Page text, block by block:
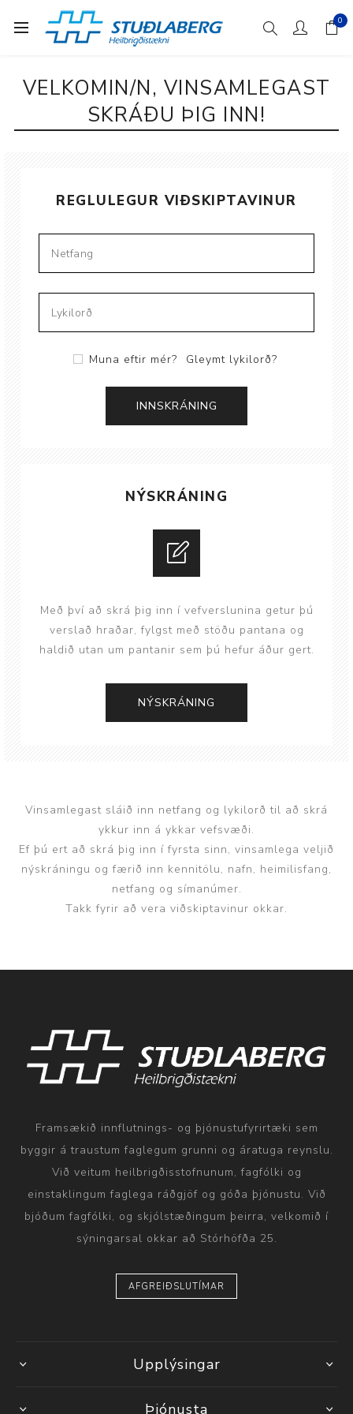
0
VELKOMIN/N, VINSAMLEGAST
SKRÁÐU ÞIG INN!
REGLULEGUR VIÐSKIPTAVINUR
Muna eftir mér? Gleymt lykilorð?
NÝSKRÁNING
Með því að skrá þig inn í vefverslunina getur þú
verslað hraðar, fylgst með stöðu pantana og
haldið utan um pantanir sem þú hefur áður gert.
Vinsamlegast sláið inn netfang og lykilorð til að skrá
ykkur inn á ykkar vefsvæði.
Ef þú ert að skrá þig inn í fyrsta sinn, vinsamlega veljið
nýskráningu og færið inn kennitölu, nafn, heimilisfang,
netfang og símanúmer.
Takk fyrir að vera viðskiptavinur okkar.
Framsækið innflutnings- og þjónustufyrirtæki sem
byggir á traustum faglegum grunni og áratuga reynslu.
Við veitum heilbrigðisstofnunum, fagfólki og
einstaklingum faglega ráðgjöf og góða þjónustu. Við
bjóðum fagfólki, og skjólstæðingum þeirra, velkomið í
sýningarsal okkar að Stórhöfða 25.
AFGREIÐSLUTÍMAR
Upplýsingar
Þjónusta